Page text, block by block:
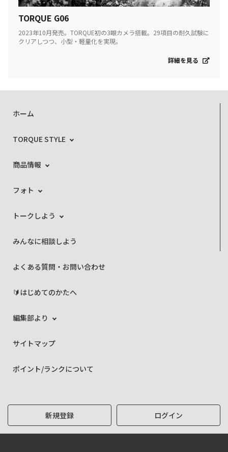
TORQUE G06
2023年10月発売。TORQUE初の3眼カメラ搭載。29項目の耐久試験に
クリアしつつ、小型・軽量化を実現。
詳細を見る
ホーム
TORQUE STYLE
商品情報
フォト
トークしよう
みんなに相談しよう
よくある質問・お問い合わせ
🔰はじめてのかたへ
編集部より
サイトマップ
ポイント/ランクについて
新規登録 ログイン